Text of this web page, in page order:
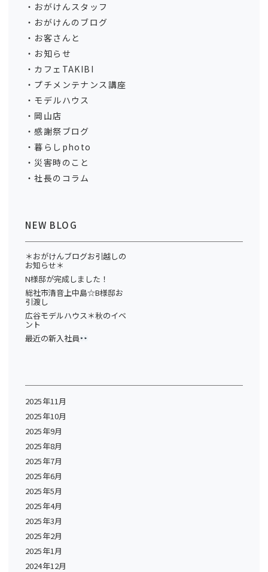
おがけんスタッフ
おがけんのブログ
お客さんと
お知らせ
カフェTAKIBI
プチメンテナンス講座
モデルハウス
岡山店
感謝祭ブログ
暮らしphoto
災害時のこと
社長のコラム
NEW BLOG
＊おがけんブログお引越しの
お知らせ＊
N様邸が完成しました！
総社市清音上中島☆B様邸お
引渡し
広谷モデルハウス＊秋のイベ
ント
最近の新入社員
2025年11月
2025年10月
2025年9月
2025年8月
2025年7月
2025年6月
2025年5月
2025年4月
2025年3月
2025年2月
2025年1月
2024年12月